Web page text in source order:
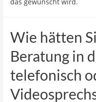
Wie hätten
Beratung in
telefonisch